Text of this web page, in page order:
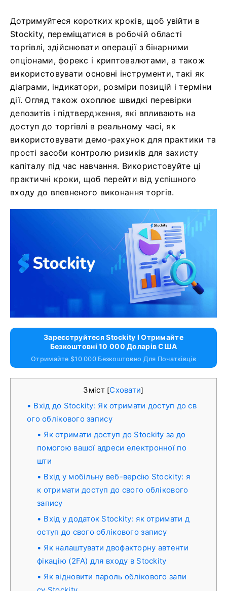
Дотримуйтеся коротких кроків, щоб увійти в
Stockity, переміщатися в робочій області
торгівлі, здійснювати операції з бінарними
опціонами, форекс і криптовалютами, а також
використовувати основні інструменти, такі як
діаграми, індикатори, розміри позицій і терміни
дії. Огляд також охоплює швидкі перевірки
депозитів і підтвердження, які впливають на
доступ до торгівлі в реальному часі, як
використовувати демо-рахунок для практики та
прості засоби контролю ризиків для захисту
капіталу під час навчання. Використовуйте ці
практичні кроки, щоб перейти від успішного
входу до впевненого виконання торгів.
Зареєструйтеся Stockity І Отримайте
Безкоштовні 10 000 Доларів США
Отримайте $10 000 Безкоштовно Для Початківців
Зміст [Сховати]
Вхід до Stockity: Як отримати доступ до св
ого облікового запису
Як отримати доступ до Stockity за до
помогою вашої адреси електронної по
шти
Вхід у мобільну веб-версію Stockity: я
к отримати доступ до свого облікового
запису
Вхід у додаток Stockity: як отримати д
оступ до свого облікового запису
Як налаштувати двофакторну автенти
фікацію (2FA) для входу в Stockity
Як відновити пароль облікового запи